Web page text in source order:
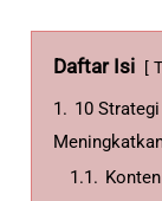
Daftar Isi
1. 10
1.1.